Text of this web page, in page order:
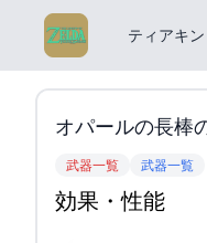
ティアキン
オパールの長棒
武器一覧 武器一覧
効果・性能